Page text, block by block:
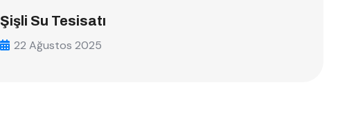
Şişli Su Tesisatı
22 Ağustos 2025